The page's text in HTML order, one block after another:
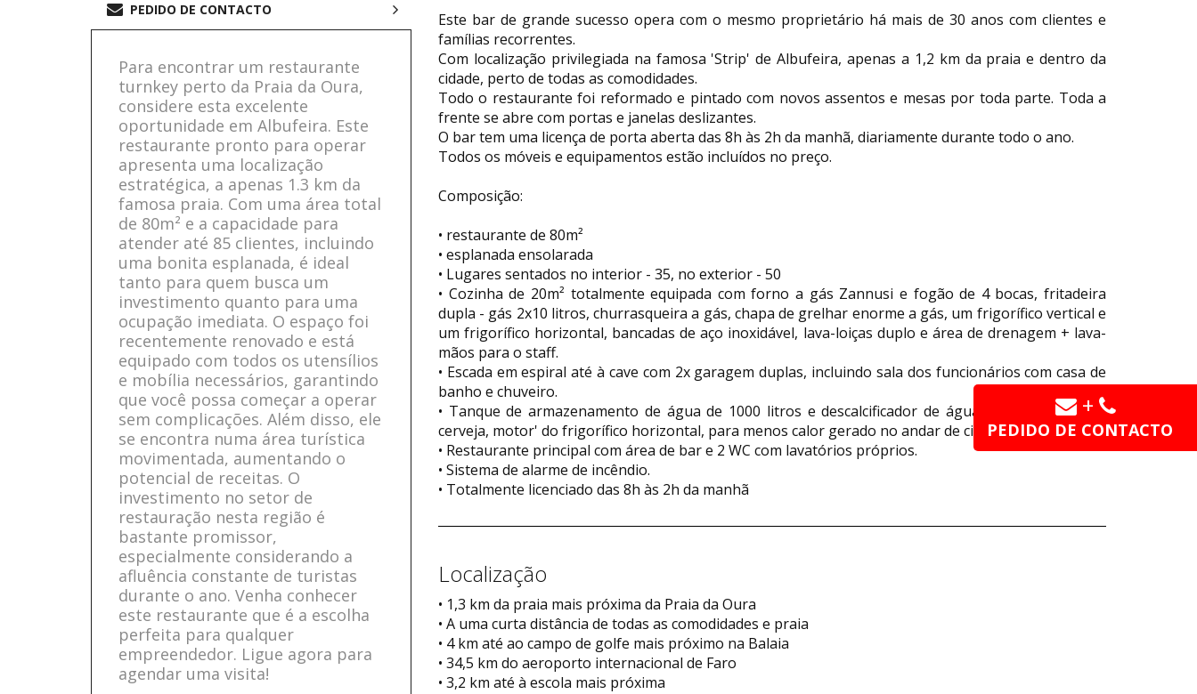
PEDIDO DE CONTACTO
Para encontrar um restaurante
turnkey perto da Praia da Oura,
considere esta excelente
oportunidade em Albufeira. Este
restaurante pronto para operar
apresenta uma localização
estratégica, a apenas 1.3 km da
famosa praia. Com uma área total
de 80m² e a capacidade para
atender até 85 clientes, incluindo
uma bonita esplanada, é ideal
tanto para quem busca um
investimento quanto para uma
ocupação imediata. O espaço foi
recentemente renovado e está
equipado com todos os utensílios
e mobília necessários, garantindo
que você possa começar a operar
sem complicações. Além disso, ele
se encontra numa área turística
movimentada, aumentando o
potencial de receitas. O
investimento no setor de
restauração nesta região é
bastante promissor,
especialmente considerando a
afluência constante de turistas
durante o ano. Venha conhecer
este restaurante que é a escolha
perfeita para qualquer
empreendedor. Ligue agora para
agendar uma visita!
Este bar de grande sucesso opera com o mesmo proprietário há mais de 30 anos com clientes e
famílias recorrentes.
Com localização privilegiada na famosa 'Strip' de Albufeira, apenas a 1,2 km da praia e dentro da
cidade, perto de todas as comodidades.
Todo o restaurante foi reformado e pintado com novos assentos e mesas por toda parte. Toda a
frente se abre com portas e janelas deslizantes.
O bar tem uma licença de porta aberta das 8h às 2h da manhã, diariamente durante todo o ano.
Todos os móveis e equipamentos estão incluídos no preço.
Composição:
• restaurante de 80m²
• esplanada ensolarada
• Lugares sentados no interior - 35, no exterior - 50
• Cozinha de 20m² totalmente equipada com forno a gás Zannusi e fogão de 4 bocas, fritadeira
dupla - gás 2x10 litros, churrasqueira a gás, chapa de grelhar enorme a gás, um frigorífico vertical e
um frigorífico horizontal, bancadas de aço inoxidável, lava-loiças duplo e área de drenagem + lava-
mãos para o staff.
• Escada em espiral até à cave com 2x garagem duplas, incluindo sala dos funcionários com casa de
banho e chuveiro.
• Tanque de armazenamento de água de 1000 litros e descalcificador de água + refrigerador de
cerveja, motor' do frigorífico horizontal, para menos calor gerado no andar de cima.
• Restaurante principal com área de bar e 2 WC com lavatórios próprios.
• Sistema de alarme de incêndio.
• Totalmente licenciado das 8h às 2h da manhã
Localização
• 1,3 km da praia mais próxima da Praia da Oura
• A uma curta distância de todas as comodidades e praia
• 4 km até ao campo de golfe mais próximo na Balaia
• 34,5 km do aeroporto internacional de Faro
• 3,2 km até à escola mais próxima
PEDIDO DE CONTACTO
+